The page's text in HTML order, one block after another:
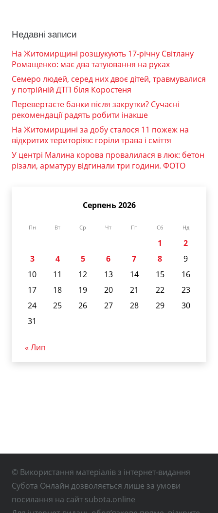
Недавні записи
На Житомирщині розшукують 17-річну Світлану
Ромащенко: має два татуювання на руках
Семеро людей, серед них двоє дітей, травмувалися
у потрійній ДТП біля Коростеня
Перевертаєте банки після закрутки? Сучасні
рекомендації радять робити інакше
На Житомирщині за добу сталося 11 пожеж на
відкритих територіях: горіли трава і сміття
У центрі Малина корова провалилася в люк: бетон
різали, арматуру відгинали три години. ФОТО
Серпень 2026
Пн Вт Ср Чт Пт Сб Нд
1
2
3
4 5 6 7 8
9
10
11 12 13 14 15
16
17
18 19 20 21 22
23
24
25 26 27 28 29
30
31
« Лип
© Використання матеріалів з інтернет-видання
Субота Онлайн дозволяється лише за умови
посилання на сайт subota.online